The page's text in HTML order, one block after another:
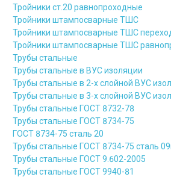
Тройники ст.20 равнопроходные
Тройники штампосварные ТШС
Тройники штампосварные ТШС
Тройники штампосварные ТШС
Трубы стальные
Трубы стальные в ВУС изоляции
Трубы стальные в 2-х слойной ВУС
Трубы стальные в 3-х слойной ВУС
Трубы стальные ГОСТ 8732-78
Трубы стальные ГОСТ 8734-75
ГОСТ 8734-75 сталь 20
Трубы стальные ГОСТ 8734-75 сталь
Трубы стальные ГОСТ 9.602-2005
Трубы стальные ГОСТ 9940-81